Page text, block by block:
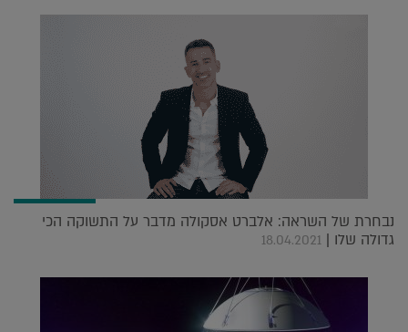
נבחרת של השראה: אלברט אסקולה מדבר על התשוקה הכי
גדולה שלו | 18.04.2021